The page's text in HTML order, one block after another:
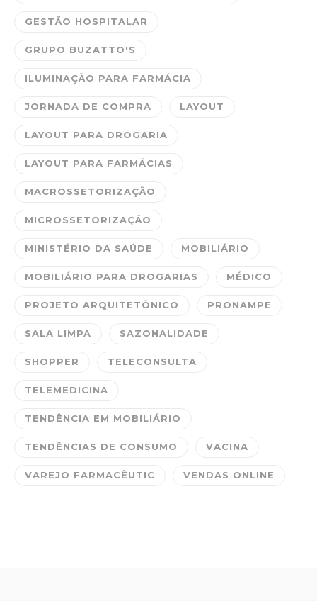
GESTÃO HOSPITALAR
GRUPO BUZATTO'S
ILUMINAÇÃO PARA FARMÁCIA
JORNADA DE COMPRA LAYOUT
LAYOUT PARA DROGARIA
LAYOUT PARA FARMÁCIAS
MACROSSETORIZAÇÃO
MICROSSETORIZAÇÃO
MINISTÉRIO DA SAÚDE MOBILIÁRIO
MOBILIÁRIO PARA DROGARIAS MÉDICO
PROJETO ARQUITETÔNICO PRONAMPE
SALA LIMPA SAZONALIDADE
SHOPPER TELECONSULTA
TELEMEDICINA
TENDÊNCIA EM MOBILIÁRIO
TENDÊNCIAS DE CONSUMO VACINA
VAREJO FARMACÊUTIC VENDAS ONLINE